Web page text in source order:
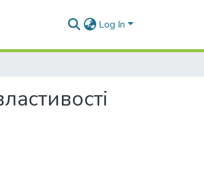
Log In